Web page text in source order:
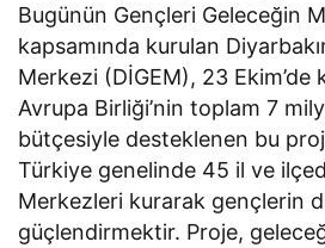
Bugünün Gençleri Geleceğin
kapsamında kurulan
Merkezi (DİGEM), 23 Ekim’de
Avrupa Birliği’nin toplam 7
bütçesiyle desteklenen bu
Türkiye genelinde 45 il ve
Merkezleri kurarak gençlerin
güçlendirmektir. Proje,